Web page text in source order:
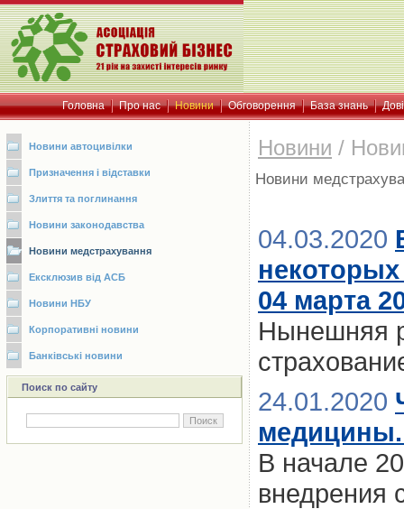
Головна Про нас Новини Обговорення База знань
Новини автоцивілки
Призначення і відставки
Злиття та поглинання
Новини законодавства
Новини медстрахування
Ексклюзив від АСБ
Новини НБУ
Корпоративні новини
Банківські новини
Поиск по сайту
Новини /
Новини
04.03.2020
04 марта
Нынешняя
24.01.2020
медицины.
В начале
внедрения